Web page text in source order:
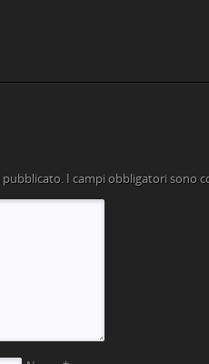
pubblicato. I campi obbligatori sono